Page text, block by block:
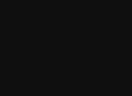
にやさしい
終的に土に還ります。
て機能的。
の自社牧場で羊の健康に配慮
リノウールを使用・進化させた
価とは言えませんが、高品質
スティナブルな素材です。